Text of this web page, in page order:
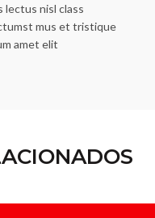
nisl class
mus et tristique
amet elit